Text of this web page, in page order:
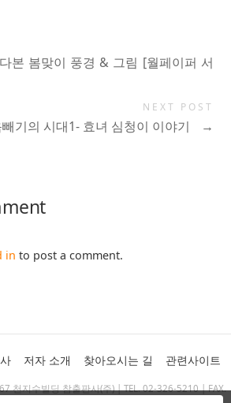
본 봄맞이 풍경 & 그림 [월페이퍼 서
NEXT POST
기의 시대1- 효녀 심청이 이야기 →
in to post a comment.
저자 소개 찾아오시는 길 관련사이트
천지수빌딩 참출판사(주) | TEL. 02-326-5210 | FAX.